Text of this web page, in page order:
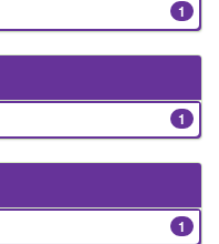
1
1
1